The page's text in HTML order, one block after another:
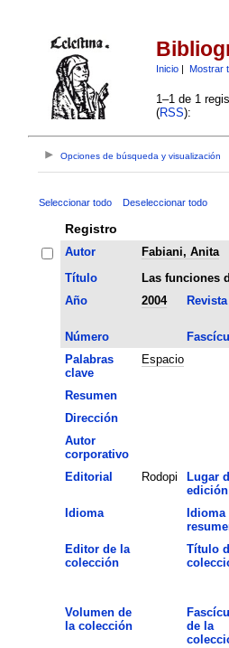
Inicio| Mostrar
1–1 de 1
(RSS):
Opciones de búsqueda y visualización
Seleccionar todo Deseleccionar todo
Registro
Autor
Fabiani, Anita
Título
Las funciones
Año
2004 Revista
Número
Palabras
clave
Espacio
Resumen
Dirección
Autor
corporativo
Editorial
Rodopi
Lugar
edición
Idioma
Idioma
Editor de la
colección
Título
Volumen de
la colección
de la